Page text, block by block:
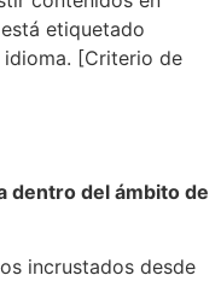
etiquetado
[Criterio de
dentro del ámbito de
incrustados desde